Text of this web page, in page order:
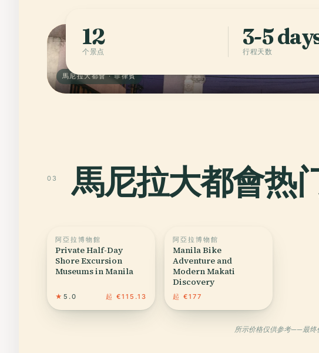
馬尼拉大都會 · 菲律賓
12
个景点
3-5
行程天数
03 馬尼拉大都會热
阿亞拉博物館
Private Half-Day
Shore Excursion
Museums in Manila
★ 5.0 起 €115.13
阿亞拉博物館
Manila Bike
Adventure and
Modern Makati
Discovery
起 €177
所示价格仅供参考——最终